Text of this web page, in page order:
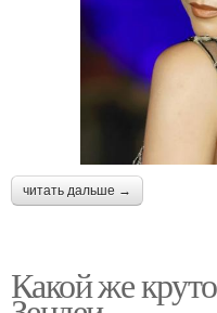
читать дальше →
Какой же